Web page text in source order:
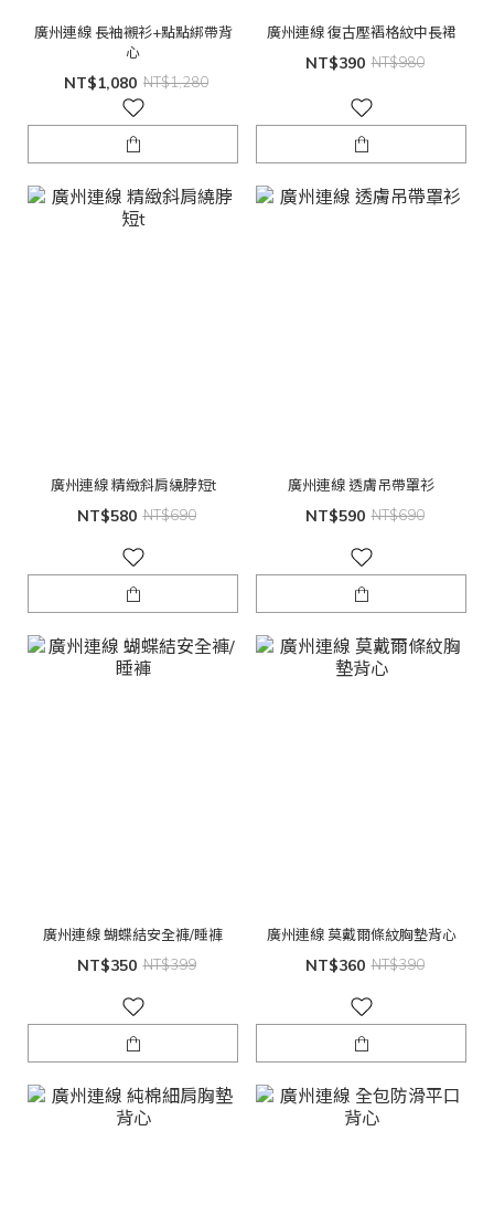
廣州連線 長袖襯衫+點點綁帶背
心
NT$1,080 NT$1,280
廣州連線 復古壓褶格紋中長裙
NT$390 NT$980
廣州連線 精緻斜肩繞脖短t
NT$580 NT$690
廣州連線 透膚吊帶罩衫
NT$590 NT$690
廣州連線 蝴蝶結安全褲/睡褲
NT$350 NT$399
廣州連線 莫戴爾條紋胸墊背心
NT$360 NT$390